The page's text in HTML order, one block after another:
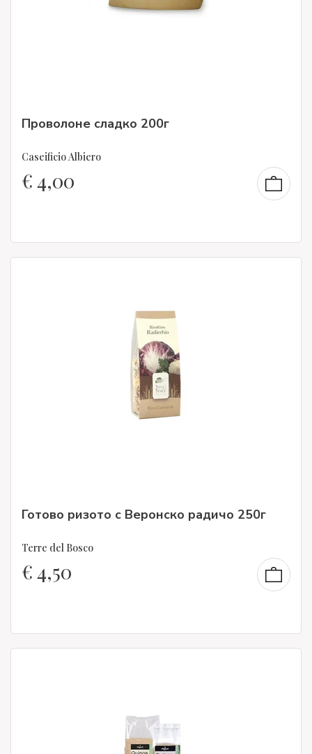
Проволоне сладко 200г
Caseificio Albiero
€4,00
Готово ризото с Веронско радичо 250г
Terre del Bosco
€4,50